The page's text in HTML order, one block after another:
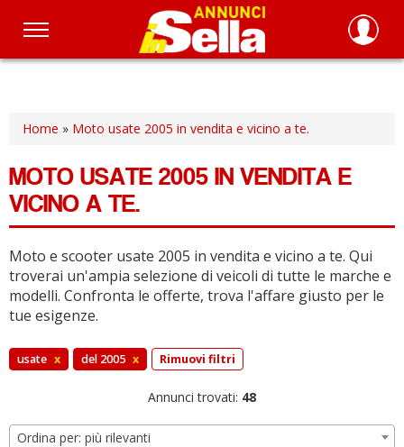
Salta
principale
Home » Moto usate 2005 in vendita e vicino a te.
MOTO USATE 2005 IN VENDITA E
VICINO A TE.
Moto e scooter usate 2005 in vendita e vicino a te. Qui
troverai un'ampia selezione di veicoli di tutte le marche e
modelli. Confronta le offerte, trova l'affare giusto per le
tue esigenze.
usate x del 2005 x Rimuovi filtri
Annunci trovati: 48
Ordina per: più rilevanti